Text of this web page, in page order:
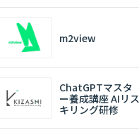
m2view
ChatGPTマスタ
ー養成講座 AIリス
キリング研修